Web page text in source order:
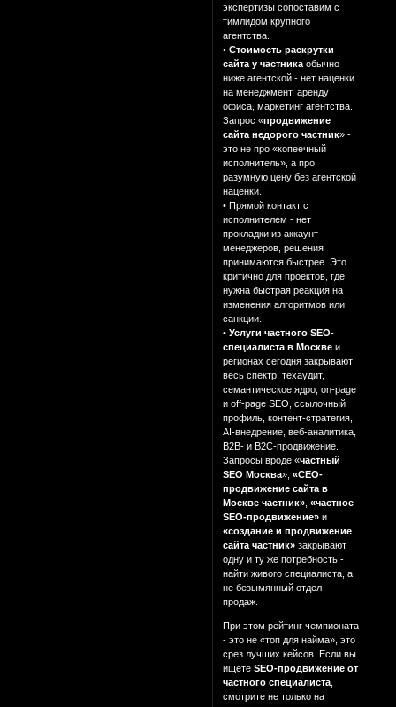
экспертизы сопоставим с
тимлидом крупного
агентства.
•Стоимость раскрутки
сайта у частника обычно
ниже агентской - нет наценки
на менеджмент, аренду
офиса, маркетинг агентства.
Запрос «продвижение
сайта недорого частник» -
это не про «копеечный
исполнитель», а про
разумную цену без агентской
наценки.
• Прямой контакт с
исполнителем - нет
прокладки из аккаунт-
менеджеров, решения
принимаются быстрее. Это
критично для проектов, где
нужна быстрая реакция на
изменения алгоритмов или
санкции.
•Услуги частного SEO-
специалиста в Москве и
регионах сегодня закрывают
весь спектр: техаудит,
семантическое ядро, on-page
и off-page SEO, ссылочный
профиль, контент-стратегия,
AI-внедрение, веб-аналитика,
B2B- и B2C-продвижение.
Запросы вроде «частный
SEO Москва»,«СЕО-
продвижение сайта в
Москве частник» ,«частное
SEO-продвижение» и
«создание и продвижение
сайта частник» закрывают
одну и ту же потребность -
найти живого специалиста, а
не безымянный отдел
продаж.
При этом рейтинг чемпионата
- это не «топ для найма», это
срез лучших кейсов. Если вы
ищетеSEO-продвижение от
частного специалиста
смотрите не только на